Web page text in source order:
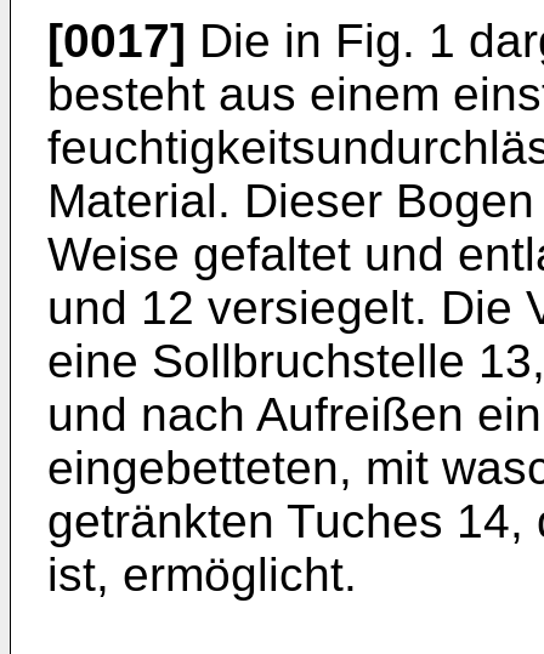
[0017] Die in Fig. 1
besteht aus einem
Material. Dieser
Weise gefaltet und
und 12 versiegelt. Die
eine Sollbruchstelle
und nach Aufreißen
eingebetteten, mit
getränkten Tuches
ist, ermöglicht.